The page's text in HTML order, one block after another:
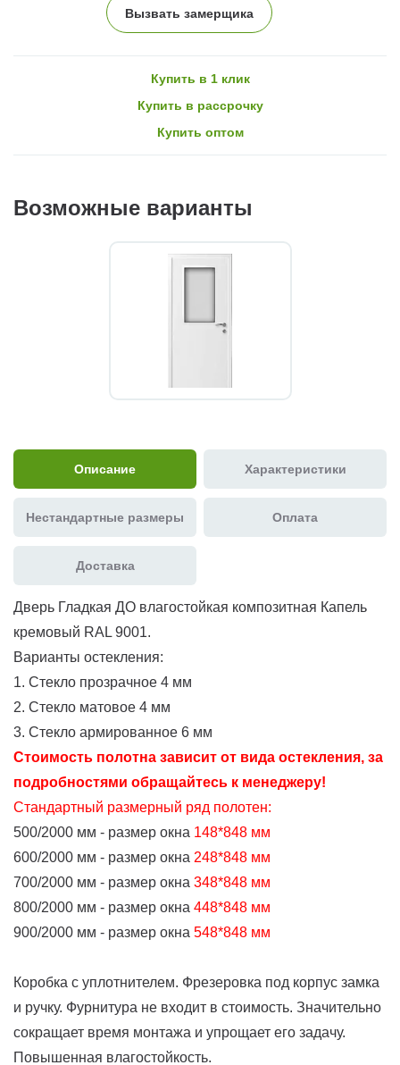
Вызвать замерщика
Купить в 1 клик
Купить в рассрочку
Купить оптом
Возможные варианты
Описание Характеристики
Нестандартные размеры Оплата
Доставка
Дверь Гладкая ДО влагостойкая композитная Капель
кремовый RAL 9001.
Варианты остекления:
1. Стекло прозрачное 4 мм
2. Стекло матовое 4 мм
3. Стекло армированное 6 мм
Стоимость полотна зависит от вида остекления, за
подробностями обращайтесь к менеджеру!
Стандартный размерный ряд полотен:
500/2000 мм - размер окна 148*848 мм
600/2000 мм - размер окна 248*848 мм
700/2000 мм - размер окна 348*848 мм
800/2000 мм - размер окна 448*848 мм
900/2000 мм - размер окна 548*848 мм
Коробка с уплотнителем. Фрезеровка под корпус замка
и ручку. Фурнитура не входит в стоимость. Значительно
сокращает время монтажа и упрощает его задачу.
Повышенная влагостойкость.